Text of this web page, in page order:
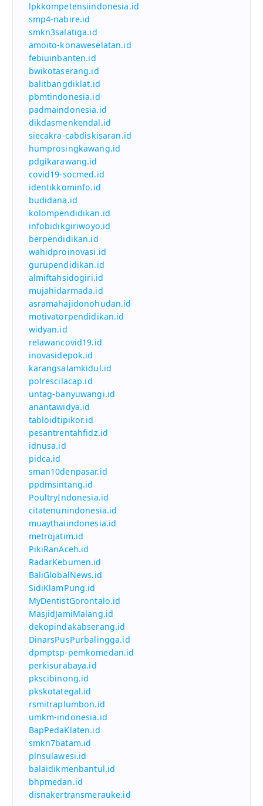
lpkkompetensiindonesia.id
smp4-nabire.id
smkn3salatiga.id
amoito-konaweselatan.id
febiuinbanten.id
bwikotaserang.id
balitbangdiklat.id
pbmtindonesia.id
padmaindonesia.id
dikdasmenkendal.id
siecakra-cabdiskisaran.id
humprosingkawang.id
pdgikarawang.id
covid19-socmed.id
identikkominfo.id
budidana.id
kolompendidikan.id
infobidikgiriwoyo.id
berpendidikan.id
wahidproinovasi.id
gurupendidikan.id
almiftahsidogiri.id
mujahidarmada.id
asramahajidonohudan.id
motivatorpendidikan.id
widyan.id
relawancovid19.id
inovasidepok.id
karangsalamkidul.id
polrescilacap.id
untag-banyuwangi.id
anantawidya.id
tabloidtipikor.id
pesantrentahfidz.id
idnusa.id
pidca.id
sman10denpasar.id
ppdmsintang.id
PoultryIndonesia.id
citatenunindonesia.id
muaythaiindonesia.id
metrojatim.id
PikiRanAceh.id
RadarKebumen.id
BaliGlobalNews.id
SidiKlamPung.id
MyDentistGorontalo.id
MasjidJamiMalang.id
dekopindakabserang.id
DinarsPusPurbalingga.id
dpmptsp-pemkomedan.id
perkisurabaya.id
pkscibinong.id
pkskotategal.id
rsmitraplumbon.id
umkm-indonesia.id
BapPedaKlaten.id
smkn7batam.id
plnsulawesi.id
balaidikmenbantul.id
bhpmedan.id
disnakertransmerauke.id